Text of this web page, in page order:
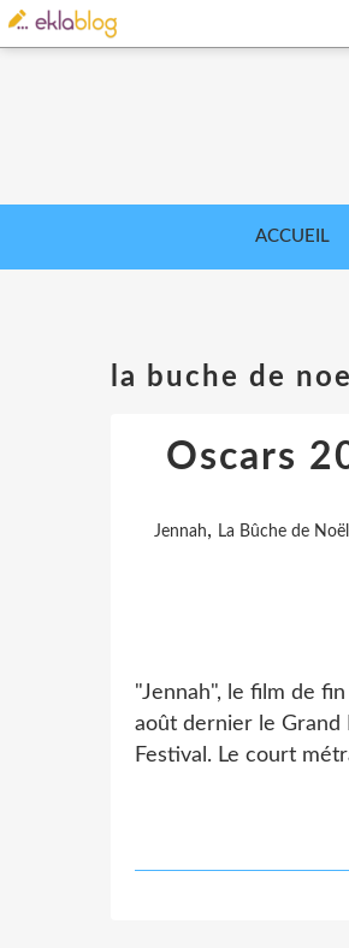
ACCUEIL
la buche de noel
Oscars
Jennah, La Bûche de Noël
"Jennah", le film de
août dernier le Grand
Festival. Le court